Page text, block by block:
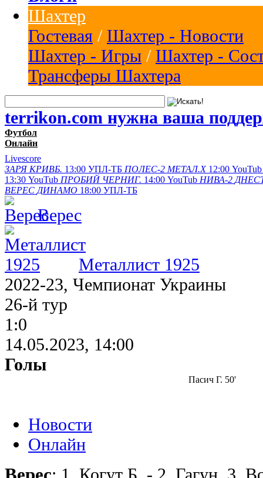
Шахтер
Гостевая / Шахтер - Новости
Шахтер - Игры / Шахтер -
Трансферы Шахтера
terrikon.com нужна ваша
Футбол
Онлайн
Livescore
ЗАРЯ КРИВБ. 13:00 УПЛ-ТБ ПОЛЕС-2 МЕТАЛ.Х 12:00 YouTub
13:30 YouTub ПРОБИЙ ЧЕРНИГ. 14:00 YouTub НИВА-2
ВЕРЕС ДИНАМО 18:00 УПЛ-ТБ
Верес
Металлист 1925
2022-23, Чемпионат Украины
26-й тур
1:0
14.05.2023, 14:00
Голы
Пасич Г. 50'
Новости
Онлайн
: 1. Когут Б. - 2. Гагун, 3.